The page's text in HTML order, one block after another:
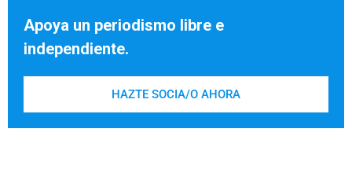
Apoya un periodismo libre e
independiente.
HAZTE SOCIA/O AHORA